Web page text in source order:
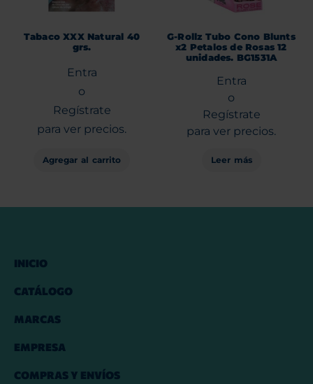
Tabaco XXX Natural 40
grs.
Entra
o
Regístrate
para ver precios.
Agregar al carrito
G-Rollz Tubo Cono Blunts
x2 Petalos de Rosas 12
unidades. BG1531A
Entra
o
Regístrate
para ver precios.
Leer más
INICIO
CATÁLOGO
MARCAS
EMPRESA
COMPRAS Y ENVÍOS